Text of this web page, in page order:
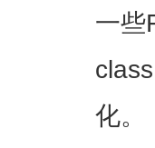
一些
化。